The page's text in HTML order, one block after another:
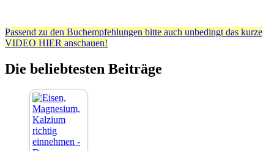
Passend zu den Buchempfehlungen bitte auch unbedingt das kurze
VIDEO HIER anschauen!
Die beliebtesten Beiträge